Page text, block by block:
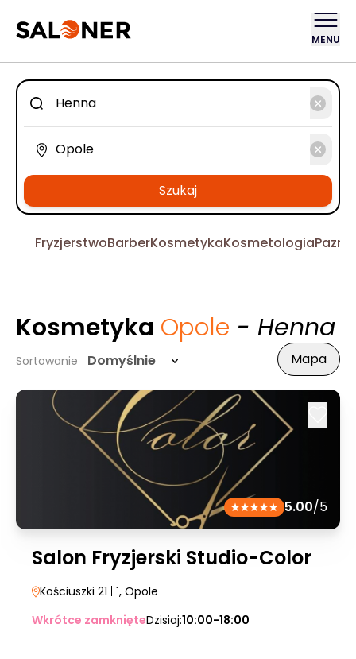
MENU
Szukaj
FryzjerstwoBarberKosmetykaKosmetologia
Kosmetyka Opole - Henna
Sortowanie Domyślnie Mapa
5.00/5
Salon Fryzjerski Studio-Color
Kościuszki 21 | 1, Opole
Wkrótce zamknięteDzisiaj:10:00-18:00